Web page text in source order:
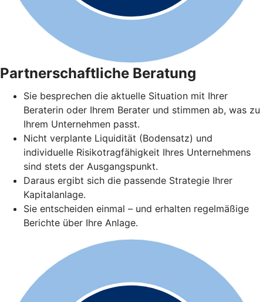
Partnerschaftliche Beratung
Sie besprechen die aktuelle Situation mit Ihrer
Beraterin oder Ihrem Berater und stimmen ab, was zu
Ihrem Unternehmen passt.
Nicht verplante Liquidität (Bodensatz) und
individuelle Risikotragfähigkeit Ihres Unternehmens
sind stets der Ausgangspunkt.
Daraus ergibt sich die passende Strategie Ihrer
Kapitalanlage.
Sie entscheiden einmal – und erhalten regelmäßige
Berichte über Ihre Anlage.